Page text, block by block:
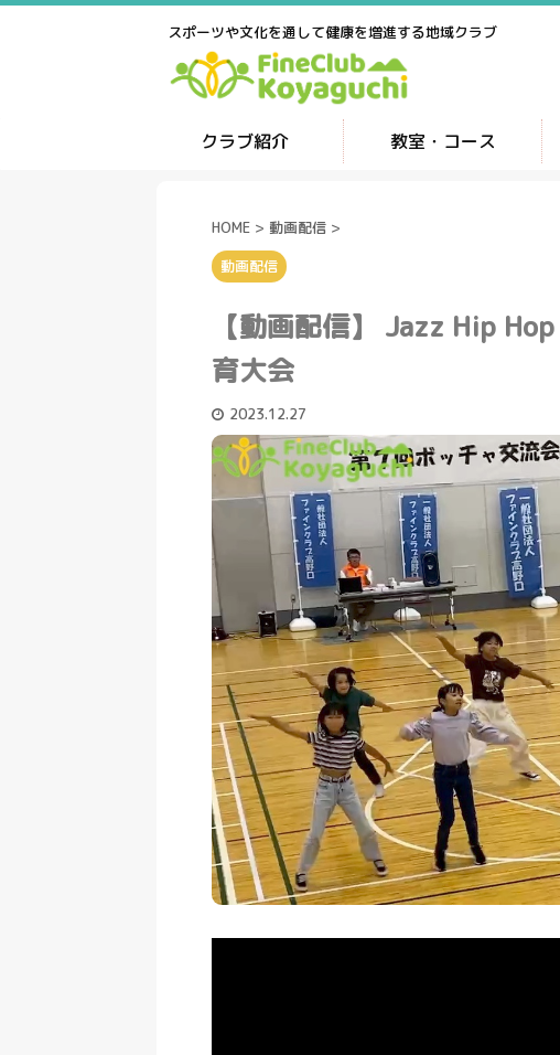
スポーツや文化を通して健康を増進する地域クラブ
クラブ紹介 教室・コース
HOME > 動画配信 >
動画配信
【動画配信】 Jazz Hip
育大会
2023.12.27